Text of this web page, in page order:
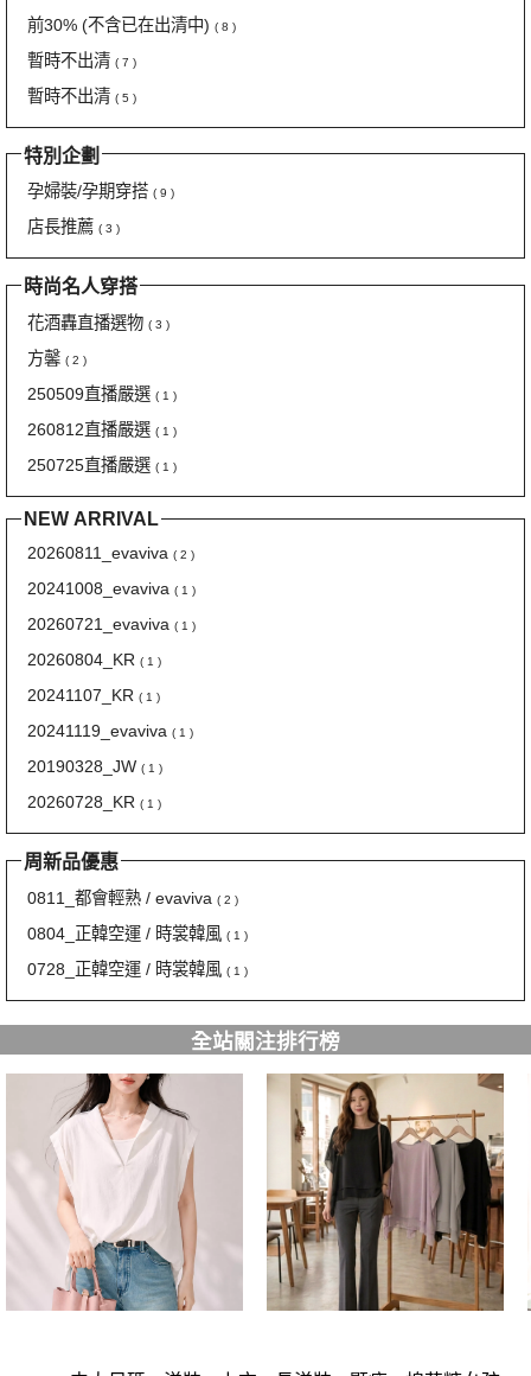
前30% (不含已在出清中) ( 8 )
暫時不出清 ( 7 )
暫時不出清 ( 5 )
特別企劃
孕婦裝/孕期穿搭 ( 9 )
店長推薦 ( 3 )
時尚名人穿搭
花酒轟直播選物 ( 3 )
方馨 ( 2 )
250509直播嚴選 ( 1 )
260812直播嚴選 ( 1 )
250725直播嚴選 ( 1 )
NEW ARRIVAL
20260811_evaviva ( 2 )
20241008_evaviva ( 1 )
20260721_evaviva ( 1 )
20260804_KR ( 1 )
20241107_KR ( 1 )
20241119_evaviva ( 1 )
20190328_JW ( 1 )
20260728_KR ( 1 )
周新品優惠
0811_都會輕熟 / evaviva ( 2 )
0804_正韓空運 / 時裳韓風 ( 1 )
0728_正韓空運 / 時裳韓風 ( 1 )
全站關注排行榜